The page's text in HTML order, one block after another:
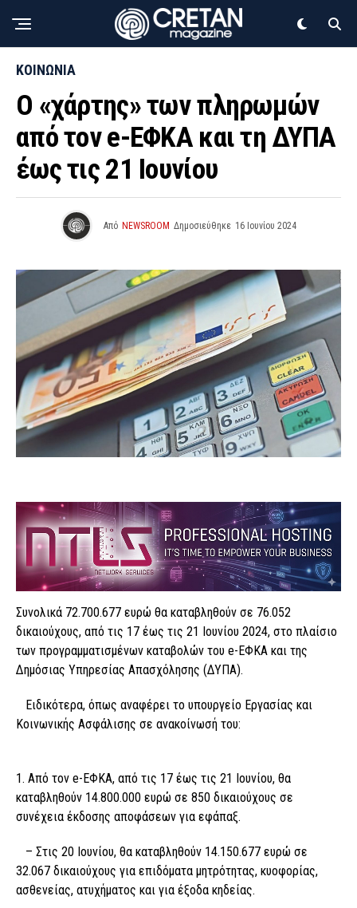
ΚΟΙΝΩΝΙΑ
Ο «χάρτης» των πληρωμών
από τον e-ΕΦΚΑ και τη ΔΥΠΑ
έως τις 21 Ιουνίου
Από NEWSROOM Δημοσιεύθηκε 16 Ιουνίου 2024
Συνολικά 72.700.677 ευρώ θα καταβληθούν σε 76.052
δικαιούχους, από τις 17 έως τις 21 Ιουνίου 2024, στο πλαίσιο
των προγραμματισμένων καταβολών του e-ΕΦΚΑ και της
Δημόσιας Υπηρεσίας Απασχόλησης (ΔΥΠΑ).
Ειδικότερα, όπως αναφέρει το υπουργείο Εργασίας και
Κοινωνικής Ασφάλισης σε ανακοίνωσή του:
1. Από τον e-ΕΦΚΑ, από τις 17 έως τις 21 Ιουνίου, θα
καταβληθούν 14.800.000 ευρώ σε 850 δικαιούχους σε
συνέχεια έκδοσης αποφάσεων για εφάπαξ.
– Στις 20 Ιουνίου, θα καταβληθούν 14.150.677 ευρώ σε
32.067 δικαιούχους για επιδόματα μητρότητας, κυοφορίας,
ασθενείας, ατυχήματος και για έξοδα κηδείας.